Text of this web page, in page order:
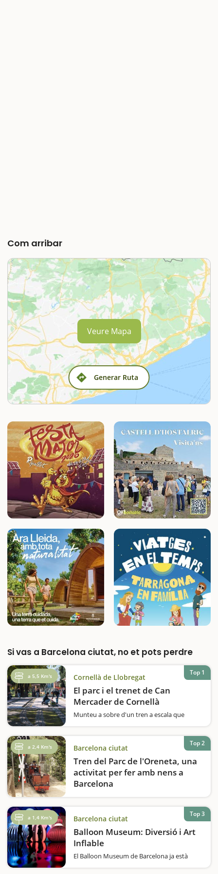
Com arribar
Generar Ruta
Veure Mapa
Si vas a Barcelona ciutat, no et pots perdre
a 5,5 Km's Cornellà de Llobregat
El parc i el trenet de Can
Mercader de Cornellà
Munteu a sobre d'un tren a escala que
ferrocarril a escala? El Parc de Can Mercader,
que es va inaugurar el 1987, acull des…
Top 1
a 2,4 Km's Barcelona ciutat
Tren del Parc de l'Oreneta, una
activitat per fer amb nens a
Barcelona
El Tren del Parc de l'Oreneta és una
experiència única que trasllada les famílies al
món dels ferrocarrils en miniatura. Situat al
parc del Castell de l'Oreneta, al districte de
Sarrià-Sant Gervasi de…
Top 2
a 1,4 Km's Barcelona ciutat
Balloon Museum: Diversió i Art
Inflable
El Balloon Museum de Barcelona ja està
Top 3